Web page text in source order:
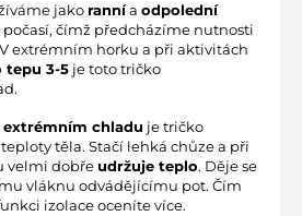
jako ranní a odpolední
čímž předcházíme nutnosti
extrémním horku a při aktivitách
tepu 3-5 je toto tričko
extrémním chladu je tričko
těla. Stačí lehká chůze a při
velmi dobře udržuje teplo. Děje se
vláknu odvádějícímu pot. Čím
izolace oceníte více.